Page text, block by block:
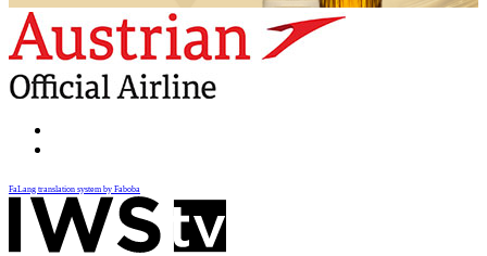
FaLang translation system by Faboba